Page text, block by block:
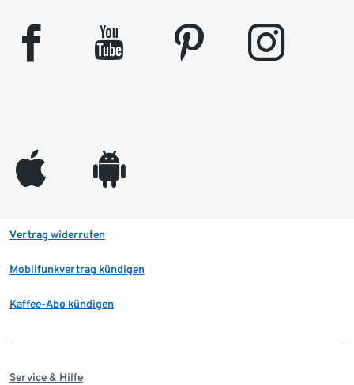
facebook youtube pinterest instagram
appleinc android
Vertrag widerrufen
Mobilfunkvertrag kündigen
Kaffee-Abo kündigen
Service & Hilfe